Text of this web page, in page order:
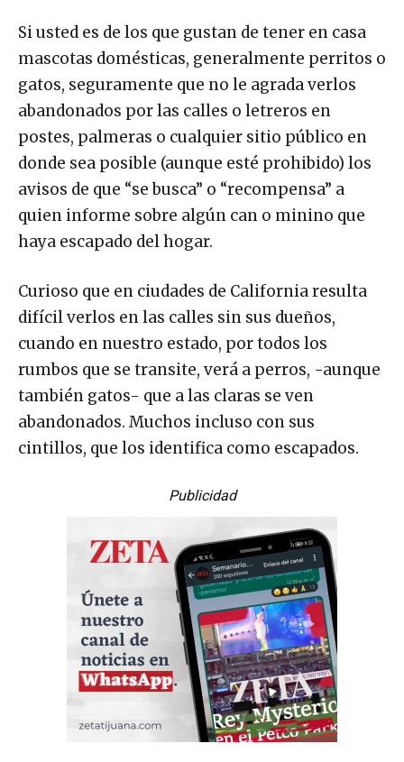
Si usted es de los que gustan de tener en casa
mascotas domésticas, generalmente perritos o
gatos, seguramente que no le agrada verlos
abandonados por las calles o letreros en
postes, palmeras o cualquier sitio público en
donde sea posible (aunque esté prohibido) los
avisos de que “se busca” o “recompensa” a
quien informe sobre algún can o minino que
haya escapado del hogar.
Curioso que en ciudades de California resulta
difícil verlos en las calles sin sus dueños,
cuando en nuestro estado, por todos los
rumbos que se transite, verá a perros, -aunque
también gatos- que a las claras se ven
abandonados. Muchos incluso con sus
cintillos, que los identifica como escapados.
Publicidad